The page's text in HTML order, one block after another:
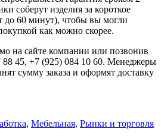
соберут изделия за короткое
до 60 минут), чтобы вы могли
как можно скорее.
на сайте компании или позвонив
45, +7 (925) 084 10 60. Менеджеры
сумму заказа и оформят доставку
, Мебельная, Рынки и торговля